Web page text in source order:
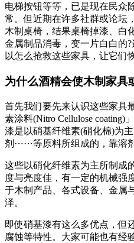
电梯按钮等等，已是现在民众
常。但近期在许多社群或论坛
木制桌椅，结果桌椅掉漆、白
金属制品消毒，变一片白白的
以怎么抢救这些家具，让它们
为什么酒精会使木制家具
首先我们要先来认识这些家
素涂料(Nitro Cellulose coating)
漆是以硝基纤维素(硝化棉)为
剂⋯⋯等原料所组成的，靠溶
这些以硝化纤维素为主所制成
度与亮度佳，有一定的机械强
于木制产品、各式设备、金属
泽。
即使硝基漆有这么多优点，但
腐蚀等特性。大家可能也有经